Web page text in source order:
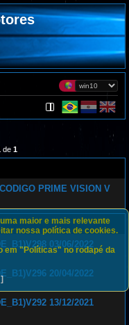
de 1
PRIME VISION V
03/06/2022
20/04/2022
13/12/2021
maior e mais relevante
nossa política de cookies.
em "Políticas" no rodapé da